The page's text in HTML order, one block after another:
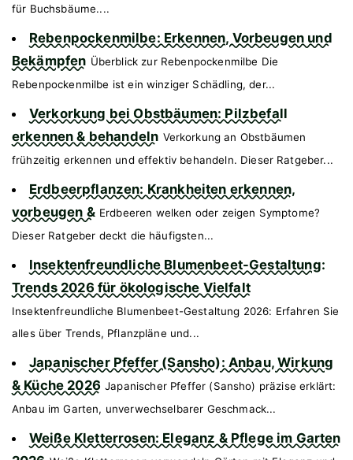
für Buchsbäume....
Rebenpockenmilbe: Erkennen, Vorbeugen und
Bekämpfen Überblick zur Rebenpockenmilbe Die
Rebenpockenmilbe ist ein winziger Schädling, der...
Verkorkung bei Obstbäumen: Pilzbefall
erkennen & behandeln Verkorkung an Obstbäumen
frühzeitig erkennen und effektiv behandeln. Dieser Ratgeber...
Erdbeerpflanzen: Krankheiten erkennen,
vorbeugen & Erdbeeren welken oder zeigen Symptome?
Dieser Ratgeber deckt die häufigsten...
Insektenfreundliche Blumenbeet-Gestaltung:
Trends 2026 für ökologische Vielfalt
Insektenfreundliche Blumenbeet-Gestaltung 2026: Erfahren Sie
alles über Trends, Pflanzpläne und...
Japanischer Pfeffer (Sansho): Anbau, Wirkung
& Küche 2026 Japanischer Pfeffer (Sansho) präzise erklärt:
Anbau im Garten, unverwechselbarer Geschmack...
Weiße Kletterrosen: Eleganz & Pflege im Garten